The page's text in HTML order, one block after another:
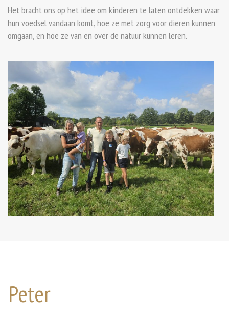
Het bracht ons op het idee om kinderen te laten ontdekken waar
hun voedsel vandaan komt, hoe ze met zorg voor dieren kunnen
omgaan, en hoe ze van en over de natuur kunnen leren.
Peter